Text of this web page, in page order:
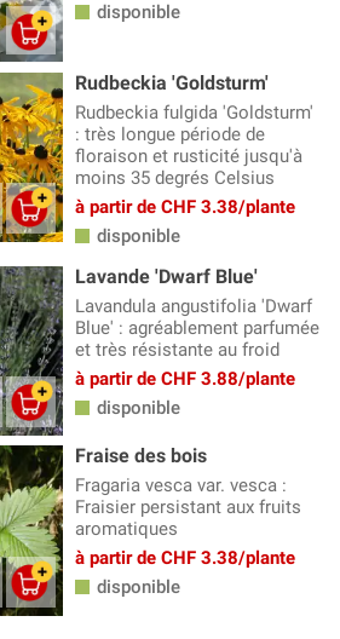
disponible
Rudbeckia 'Goldsturm'
Rudbeckia fulgida 'Goldsturm'
: très longue période de
floraison et rusticité jusqu'à
moins 35 degrés Celsius
à partir de CHF 3.38/plante
disponible
Lavande 'Dwarf Blue'
Lavandula angustifolia 'Dwarf
Blue' : agréablement parfumée
et très résistante au froid
à partir de CHF 3.88/plante
disponible
Fraise des bois
Fragaria vesca var. vesca :
Fraisier persistant aux fruits
aromatiques
à partir de CHF 3.38/plante
disponible